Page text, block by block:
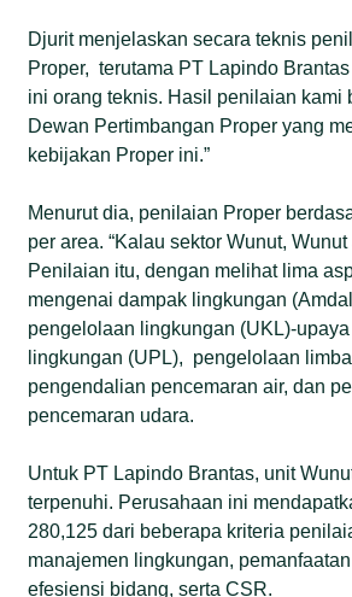
Djurit menjelaskan secara teknis
Proper, terutama PT Lapindo Brantas
ini orang teknis. Hasil penilaian kami
Dewan Pertimbangan Proper yang
kebijakan Proper ini.”
Menurut dia, penilaian Proper
per area. “Kalau sektor Wunut,
Penilaian itu, dengan melihat lima
mengenai dampak lingkungan
pengelolaan lingkungan (UKL)-
lingkungan (UPL), pengelolaan
pengendalian pencemaran air, dan
pencemaran udara.
Untuk PT Lapindo Brantas, unit
terpenuhi. Perusahaan ini
280,125 dari beberapa kriteria
manajemen lingkungan,
efesiensi bidang, serta CSR.